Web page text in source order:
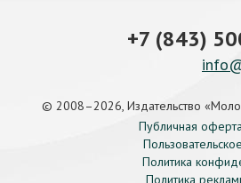
+7 (843)
© 2008–2026, Издательство
Публичная
Политика
Политика